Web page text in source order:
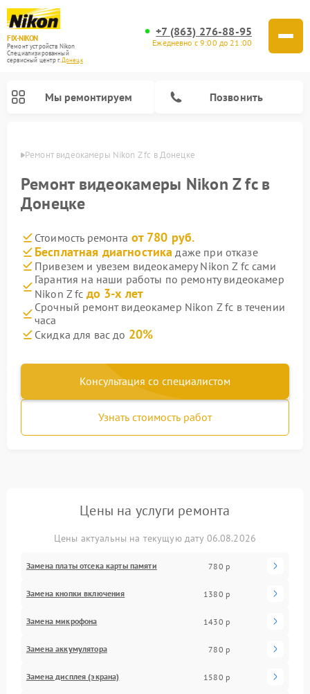
FIX-NIKON
Ремонт устройств Nikon
Специализированный
cервисный центр г.Донецк
+7 (863) 276-88-95
Ежедневно с 9:00 до 21:00
Мы ремонтируем Позвонить
Ремонт видеокамеры Nikon Z fc в Донецке
Ремонт видеокамеры Nikon Z fc в
Донецке
Стоимость ремонта от 780 руб.
Бесплатная диагностика даже при отказе
Привезем и увезем видеокамеру Nikon Z fc сами
Гарантия на наши работы по ремонту видеокамер
Nikon Z fc до 3-х лет
Срочный ремонт видеокамер Nikon Z fc в течении
часа
Скидка для вас до 20%
Консультация со специалистом
Узнать стоимость работ
Цены на услуги ремонта
Цены актуальны на текущую дату 06.08.2026
Замена платы отсека карты памяти 780 р
Замена кнопки включения 1380 р
Замена микрофона 1430 р
Замена аккумулятора 780 р
Замена дисплея (экрана) 1580 р